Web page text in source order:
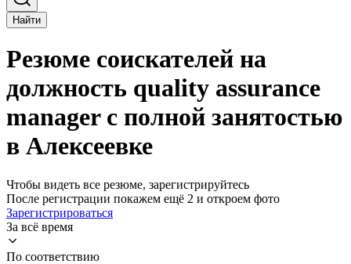
Найти
Резюме соискателей на
должность quality assurance
manager с полной занятостью
в Алексеевке
Чтобы видеть все резюме, зарегистрируйтесь
После регистрации покажем ещё 2 и откроем фото
Зарегистрироваться
За всё время
По соответствию